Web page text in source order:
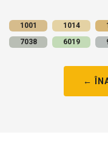
1001 1014
7038
6019
←